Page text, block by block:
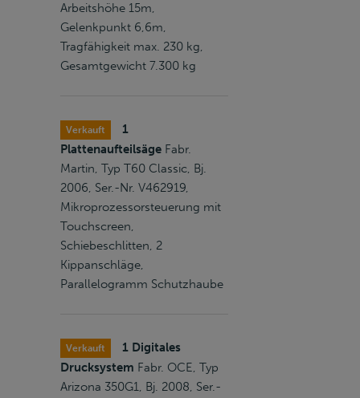
Arbeitshöhe 15m,
Gelenkpunkt 6,6m,
Tragfähigkeit max. 230 kg,
Gesamtgewicht 7.300 kg
Verkauft
1
Plattenaufteilsäge Fabr.
Martin, Typ T60 Classic, Bj.
2006, Ser.-Nr. V462919,
Mikroprozessorsteuerung mit
Touchscreen,
Schiebeschlitten, 2
Kippanschläge,
Parallelogramm Schutzhaube
Verkauft
1 Digitales
Drucksystem Fabr. OCE, Typ
Arizona 350G1, Bj. 2008, Ser.-